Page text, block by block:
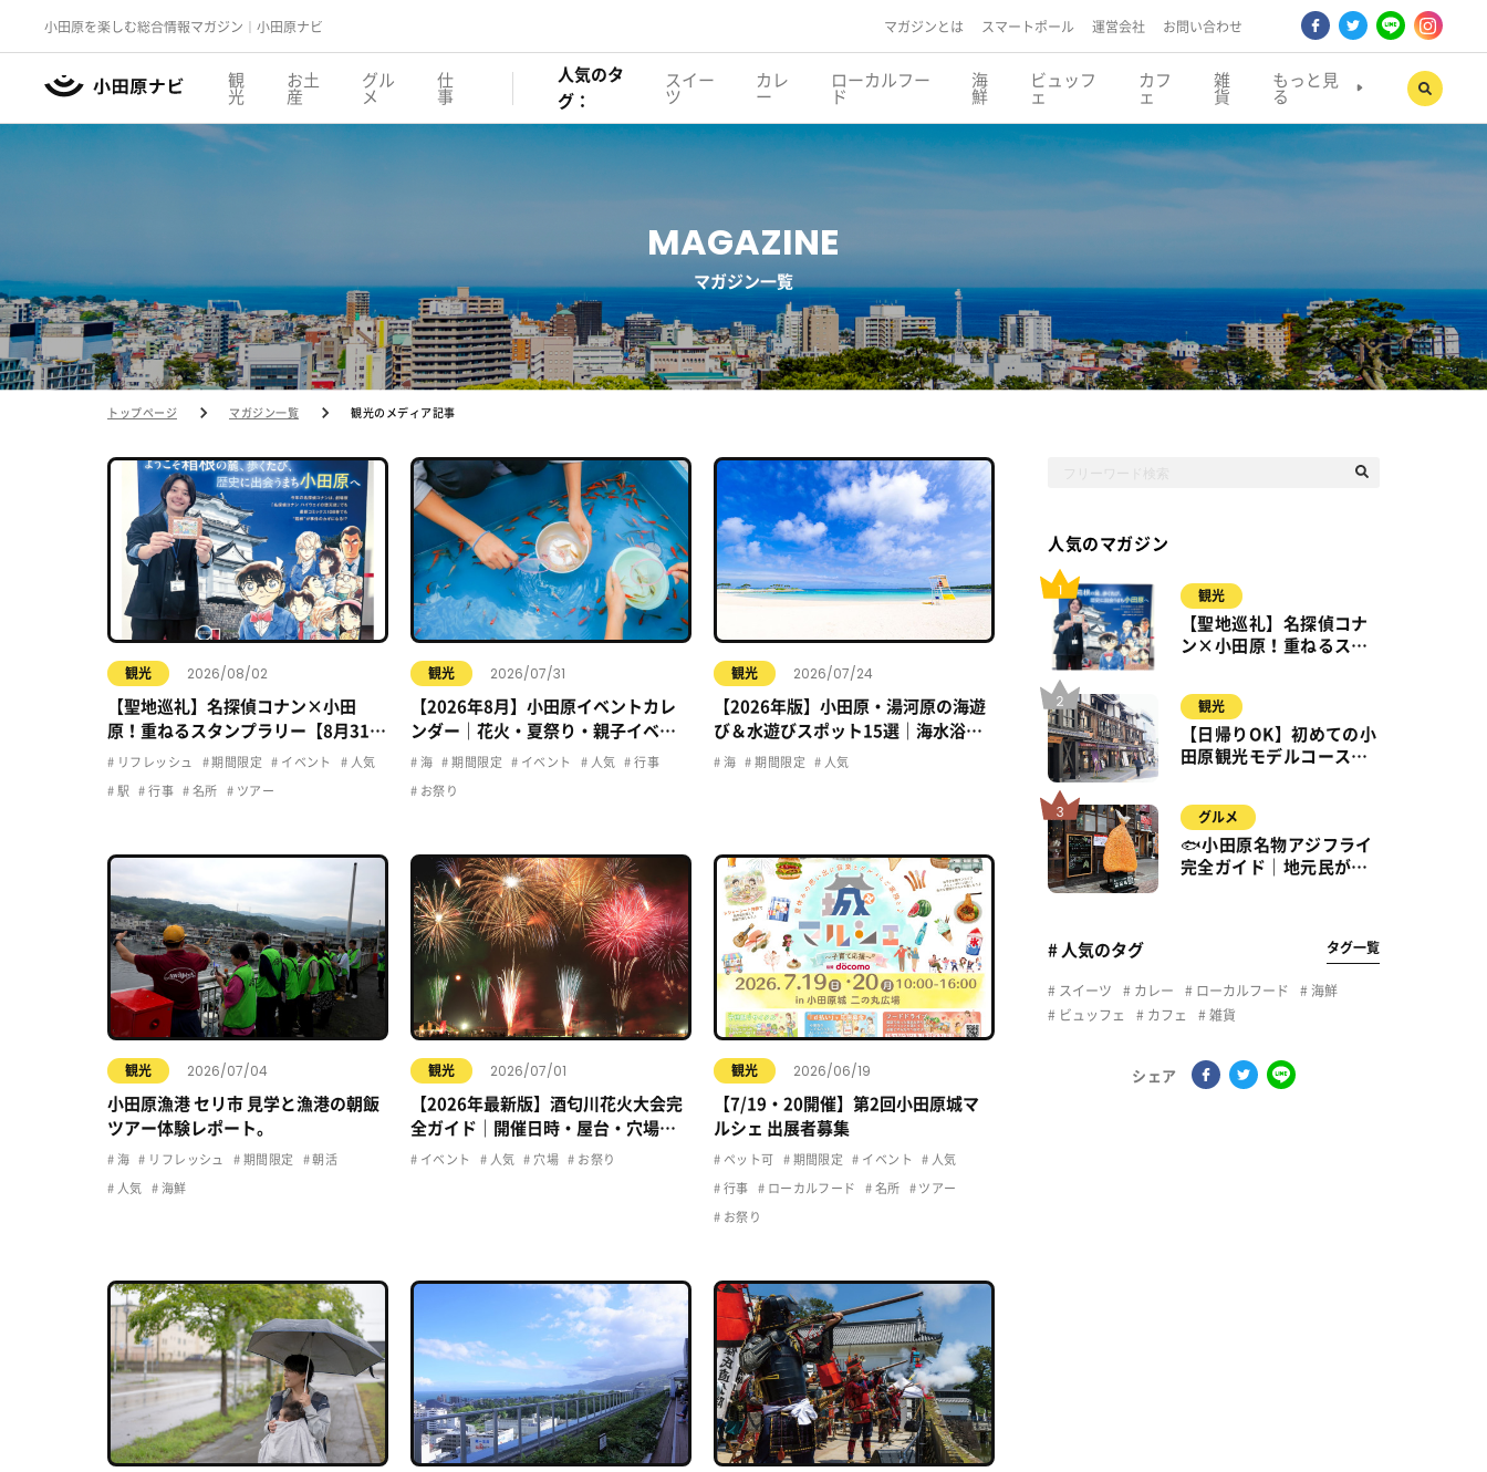
小田原を楽しむ総合情報マガジン｜小田原ナビ マガジンとは スマートポール 運営会社 お問い合わせ
観
光
お土
産
グル
メ
仕
事
人気のタ
グ：
スイー
ツ
カレ
ー
ローカルフー
ド
海
鮮
ビュッフ
ェ
カフ
ェ
雑
貨
もっと見
る
MAGAZINE
マガジン一覧
トップページ マガジン一覧 観光のメディア記事
観光 2026/08/02
【聖地巡礼】名探偵コナン×小田
原！重ねるスタンプラリー【8月31日
まで】小田原・箱根・湯河原
リフレッシュ 期間限定 イベント 人気
駅 行事 名所 ツアー
観光 2026/07/31
【2026年8月】小田原イベントカレ
ンダー｜花火・夏祭り・親子イベン
ト・夏休みおでかけ情報まとめ
海 期間限定 イベント 人気 行事
お祭り
観光 2026/07/24
【2026年版】小田原・湯河原の海遊
び＆水遊びスポット15選｜海水浴・
プール・子ども向け完全ガイド
海 期間限定 人気
観光 2026/07/04
小田原漁港 セリ市 見学と漁港の朝飯
ツアー体験レポート。
海 リフレッシュ 期間限定 朝活
人気 海鮮
観光 2026/07/01
【2026年最新版】酒匂川花火大会完
全ガイド｜開催日時・屋台・穴場・
駐車場・アクセス情報まとめ
イベント 人気 穴場 お祭り
観光 2026/06/19
【7/19・20開催】第2回小田原城マ
ルシェ 出展者募集
ペット可 期間限定 イベント 人気
行事 ローカルフード 名所 ツアー
お祭り
人気のマガジン
観光
【聖地巡礼】名探偵コナ
ン×小田原！重ねるスタ
で】小田原・箱根・湯河
原
観光
【日帰りOK】初めての小
田原観光モデルコース｜
満喫
グルメ
🐟小田原名物アジフライ
完全ガイド｜地元民が通
# 人気のタグ タグ一覧
スイーツ カレー ローカルフード
海鮮
ビュッフェ
カフェ 雑貨
シェア